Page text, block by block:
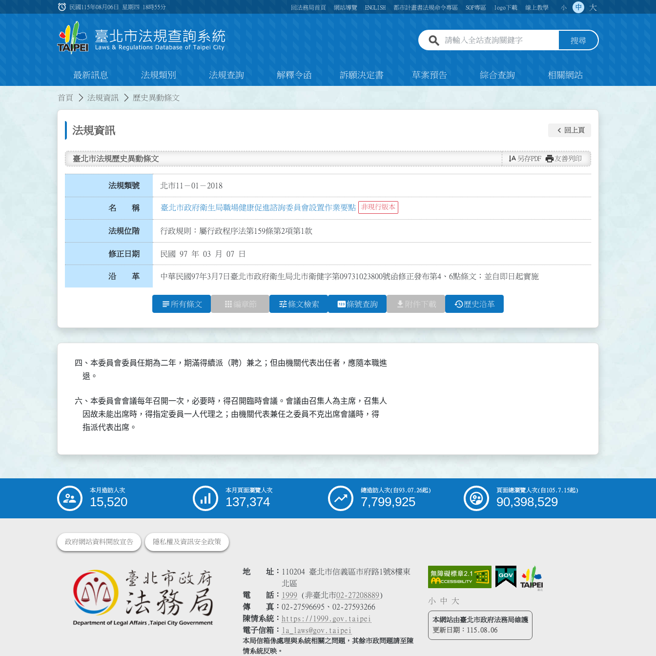
:::
alarm 民國115年08月06日 星期四 18時55分 回法務局首頁 網站導覽 ENGLISH 都市計畫書法規命令專區 SOP專區 logo下載 線上教學 小 中 大
全站查詢關鍵字欄位 搜尋
最新訊息 法規類別 法規查詢 解釋令函 訴願決定書 草案預告 綜合查詢 相關網站
首頁 法規資訊 歷史異動條文
法規資訊 keyboard_arrow_left 回上頁
臺北市法規歷史異動條文 text_rotate_vertical 另存PDF print友善列印
法規類號 北市11－01－2018
名 稱 臺北市政府衛生局職場健康促進諮詢委員會設置作業要點 非現行版本
法規位階 行政規則：屬行政程序法第159條第2項第1款
修正日期 民國 97 年 03 月 07 日
沿 革 中華民國97年3月7日臺北市政府衛生局北市衛健字第09731023800號函修正發布第4、6點條文；並自即日起實施
subject 所有條文 apps 編章節 tune條文檢索 pin條號查詢 file_download 附件下載 history歷史沿革
四、本委員會委員任期為二年，期滿得續派（聘）兼之；但由機關代表出任者，應隨本職進
    退。
六、本委員會會議每年召開一次，必要時，得召開臨時會議。會議由召集人為主席，召集人
    因故未能出席時，得指定委員一人代理之；由機關代表兼任之委員不克出席會議時，得
    指派代表出席。
::: 本月造訪人次
15,520
本月頁面瀏覽人次
137,374
總造訪人次(自93.07.26起)
7,799,925
頁面總瀏覽人次(自105.7.15起)
90,398,529
政府網站資料開放宣告 隱私權及資訊安全政策
地 址
110204 臺北市信義區市府路1號8樓東
北區
電 話
1999 (非臺北市02-27208889)
傳 真
02-27596695、02-27593266
陳情系統
https://1999.gov.taipei
電子信箱
la_laws@gov.taipei
本局信箱係處理與系統相關之問題，其餘市政問題請至陳
情系統反映。
小 中 大
本網站由臺北市政府法務局維護
更新日期： 115.08.06